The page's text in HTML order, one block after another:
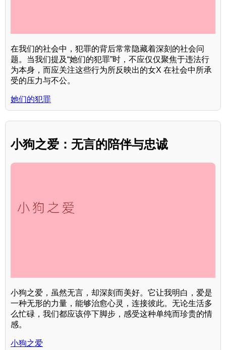
在我们的社会中，犯罪的背后常常隐藏着深刻的社会问
题。当我们提及“她们的犯罪”时，不应仅仅聚焦于违法行
为本身，而应关注这些行为所反映出的女X 在社会中所承
受的压力与不公。
她们的犯罪
小狗之爱：无言的陪伴与忠诚
小狗之爱，虽然无言，却深刻而美好。它让我明白，爱是
一种无形的力量，能够治愈心灵，连接彼此。无论生活多
么忙碌，我们都应该停下脚步，感受这种单纯而珍贵的情
感。
小狗之爱